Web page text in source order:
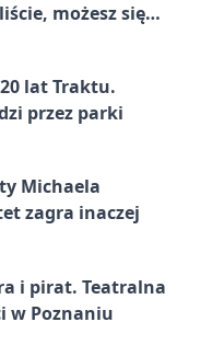
możesz się
lat Traktu.
przez parki
Michaela
zagra inaczej
i pirat. Teatralna
w Poznaniu